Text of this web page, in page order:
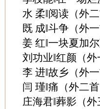
水 柔‖阅读（外二
既 成‖斗争（外一
姜 红‖一块夏加
刘功业‖红颜（外
李 进‖故乡（外一
闫 瑾‖痛（外二首
庄海君‖葬影（外